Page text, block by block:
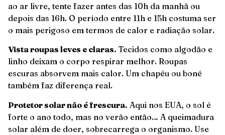
ao ar livre, tente fazer antes das 10h da manhã ou
depois das 16h. O período entre 11h e 15h costuma ser
o mais perigoso em termos de calor e radiação solar.
Vista roupas leves e claras. Tecidos como algodão e
linho deixam o corpo respirar melhor. Roupas
escuras absorvem mais calor. Um chapéu ou boné
também faz diferença real.
Protetor solar não é frescura. Aqui nos EUA, o sol é
forte o ano todo, mas no verão então… A queimadura
solar além de doer, sobrecarrega o organismo. Use